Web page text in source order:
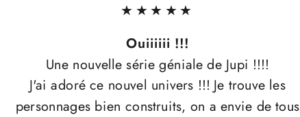
★★★★★
Ouiiiiii !!!
Une nouvelle série géniale de Jupi !!!!
J'ai adoré ce nouvel univers !!! Je trouve les
personnages bien construits, on a envie de tous